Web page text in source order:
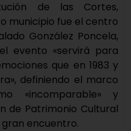
de las Cortes,
municipio fue el centro
González Poncela,
evento «servirá para
que en 1983 y
definiendo el marco
«incomparable» y
de Patrimonio Cultural
encuentro.